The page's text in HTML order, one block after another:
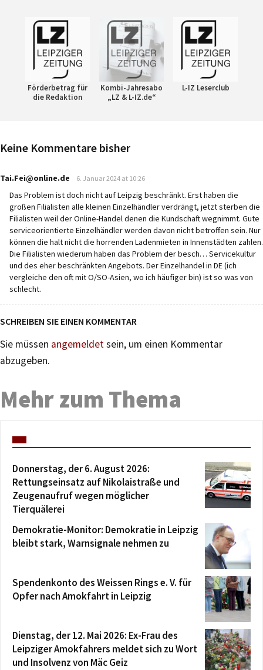
Förderbetrag für
die Redaktion
Kombi-Jahresabo
„LZ & L-IZ.de“
L-IZ Leserclub
Keine Kommentare bisher
Tai.Fei@online.de says:
6. Januar 2024 at 10:26
Das Problem ist doch nicht auf Leipzig beschränkt. Erst haben die
großen Filialisten alle kleinen Einzelhändler verdrängt, jetzt sterben die
Filialisten weil der Online-Handel denen die Kundschaft wegnimmt. Gute
serviceorientierte Einzelhändler werden davon nicht betroffen sein. Nur
können die halt nicht die horrenden Ladenmieten in Innenstädten zahlen.
Die Filialisten wiederum haben das Problem der besch… Servicekultur
und des eher beschränkten Angebots. Der Einzelhandel in DE (ich
vergleiche den oft mit O/SO-Asien, wo ich häufiger bin) ist so was von
schlecht.
SCHREIBEN SIE EINEN KOMMENTAR
Sie müssen angemeldetsein, um einen Kommentar
abzugeben.
Mehr zum Thema
Donnerstag, der 6. August 2026:
Rettungseinsatz auf Nikolaistraße und
Zeugenaufruf wegen möglicher
Tierquälerei
Demokratie-Monitor: Demokratie in Leipzig
bleibt stark, Warnsignale nehmen zu
Spendenkonto des Weissen Rings e. V. für
Opfer nach Amokfahrt in Leipzig
Dienstag, der 12. Mai 2026: Ex-Frau des
Leipziger Amokfahrers meldet sich zu Wort
und Insolvenz von Mäc Geiz